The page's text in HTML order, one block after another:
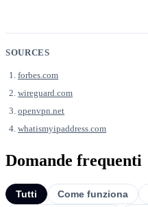
SOURCES
forbes.com
wireguard.com
openvpn.net
whatismyipaddress.com
Domande frequenti
Tutti Come funziona